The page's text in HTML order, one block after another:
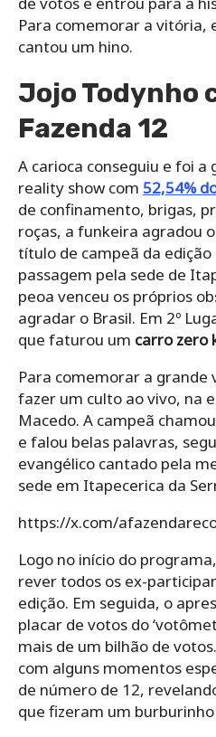
Para comemorar a vitória,
cantou um hino.
Jojo Todynho
Fazenda 12
A carioca conseguiu e foi a
reality show com 52,54%
de confinamento, brigas,
roças, a funkeira agradou
título de campeã da edição
passagem pela sede de
peoa venceu os próprios
agradar o Brasil. Em 2º
que faturou um carro zero
Para comemorar a grande
fazer um culto ao vivo, na
Macedo. A campeã
e falou belas palavras,
evangélico cantado pela
sede em Itapecerica da
https://x.com/
Logo no início do
rever todos os ex-
edição. Em seguida, o
placar de votos do
mais de um bilhão de
com alguns momentos
de número de 12,
que fizeram um